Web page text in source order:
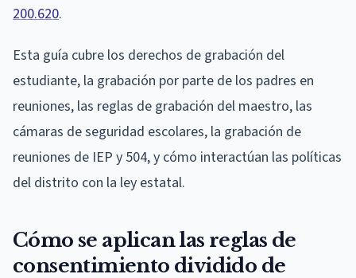
200.620.
Esta guía cubre los derechos de grabación del
estudiante, la grabación por parte de los padres en
reuniones, las reglas de grabación del maestro, las
cámaras de seguridad escolares, la grabación de
reuniones de IEP y 504, y cómo interactúan las políticas
del distrito con la ley estatal.
Cómo se aplican las reglas de
consentimiento dividido de